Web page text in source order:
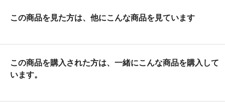
この商品を見た方は、他にこんな商品を見ています
この商品を購入された方は、一緒にこんな商品を購入して
います。